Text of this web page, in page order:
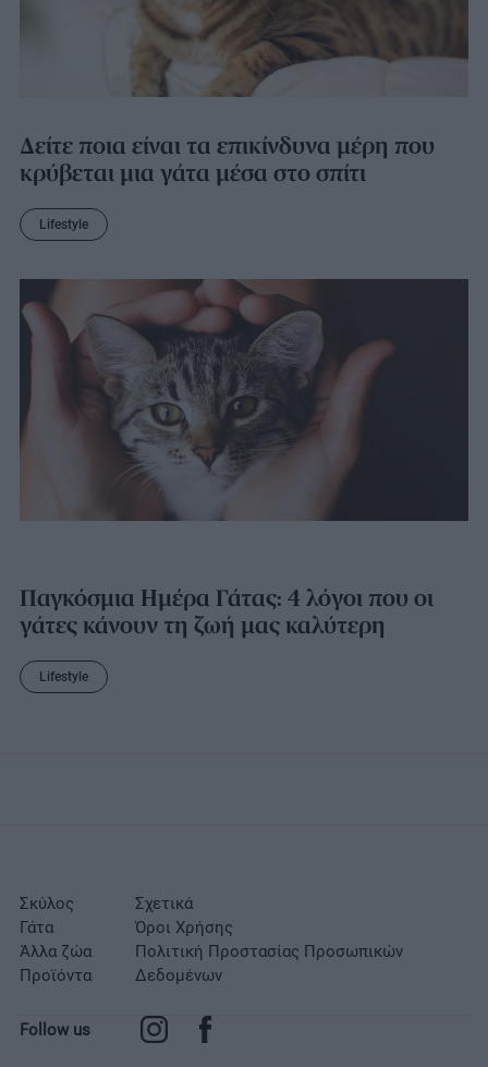
Δείτε ποια είναι τα επικίνδυνα μέρη που
κρύβεται μια γάτα μέσα στο σπίτι
Lifestyle
Παγκόσμια Ημέρα Γάτας: 4 λόγοι που οι
γάτες κάνουν τη ζωή μας καλύτερη
Lifestyle
Σκύλος
Γάτα
Άλλα ζώα
Προϊόντα
Σχετικά
Όροι Χρήσης
Πολιτική Προστασίας Προσωπικών
Δεδομένων
Follow us